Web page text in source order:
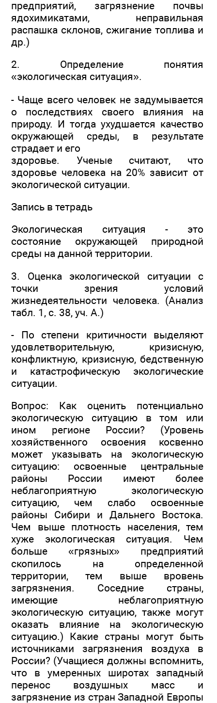
предприятий, загрязнение почвы
ядохимикатами, неправильная
распашка склонов, сжигание топлива и
др.)
2. Определение понятия
«экологическая ситуация».
- Чаще всего человек не задумывается
о последствиях своего влияния на
природу. И тогда ухудшается качество
окружающей среды, в результате
страдает и его
здоровье. Ученые считают, что
здоровье человека на 20% зависит от
экологической ситуации.
Запись в тетрадь
Экологическая ситуация - это
состояние окружающей природной
среды на данной территории.
3. Оценка экологической ситуации с
точки зрения условий
жизнедеятельности человека. (Анализ
табл. 1, с. 38, уч. А.)
- По степени критичности выделяют
удовлетворительную, кризисную,
конфликтную, кризисную, бедственную
и катастрофическую экологические
ситуации.
Вопрос: Как оценить потенциально
экологическую ситуацию в том или
ином регионе России? (Уровень
хозяйственного освоения косвенно
может указывать на экологическую
ситуацию: освоенные центральные
районы России имеют более
неблагоприятную экологическую
ситуацию, чем слабо освоенные
районы Сибири и Дальнего Востока.
Чем выше плотность населения, тем
хуже экологическая ситуация. Чем
больше «грязных» предприятий
скопилось на определенной
территории, тем выше вровень
загрязнения. Соседние страны,
имеющие неблагоприятную
экологическую ситуацию, также могут
оказать влияние на экологическую
ситуацию.) Какие страны могут быть
источниками загрязнения воздуха в
России? (Учащиеся должны вспомнить,
что в умеренных широтах западный
перенос воздушных масс и
загрязнение из стран Западной Европы